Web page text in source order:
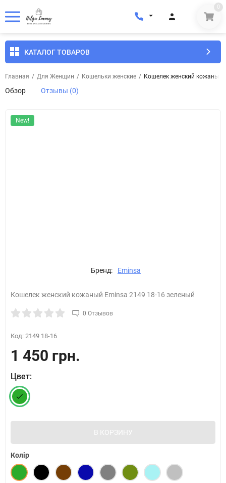
0
КАТАЛОГ ТОВАРОВ
Главная / Для Женщин / Кошельки женские / Кошелек женский кожаный
Обзор Отзывы (0)
New!
Бренд: Eminsa
Кошелек женский кожаный Eminsa 2149 18-16 зеленый
0 Отзывов
Код: 2149 18-16
1 450 грн.
Цвет:
В КОРЗИНУ
Колір